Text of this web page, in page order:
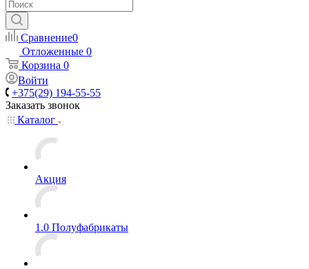
Сравнение0
Отложенные 0
Корзина 0
Войти
+375(29) 194-55-55
Заказать звонок
Каталог
Акция
1.0 Полуфабрикаты